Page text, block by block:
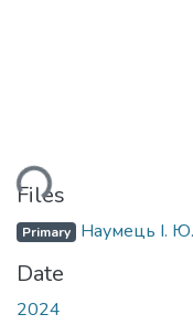
Files
Primary Наумець І. Ю.
Date
2024